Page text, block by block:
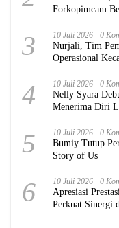
Forkopimcam
3 10 Juli 2026 0
Nurjali, Tim
Operasional
4 10 Juli 2026 0
Nelly Syara
Menerima Diri
5 10 Juli 2026 0
Bumiy Tutup
Story of Us
6 10 Juli 2026 0
Apresiasi
Perkuat Sinergi